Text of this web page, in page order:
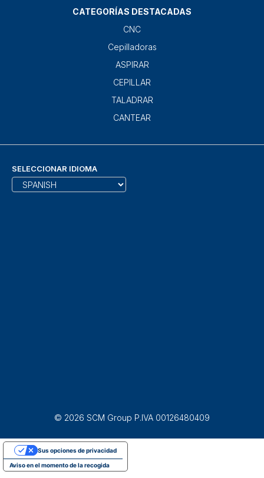
CATEGORÍAS DESTACADAS
CNC
Cepilladoras
ASPIRAR
CEPILLAR
TALADRAR
CANTEAR
SELECCIONAR IDIOMA
© 2026 SCM Group P.IVA 00126480409
Aviso en el momento de la recogida
Sus opciones de privacidad